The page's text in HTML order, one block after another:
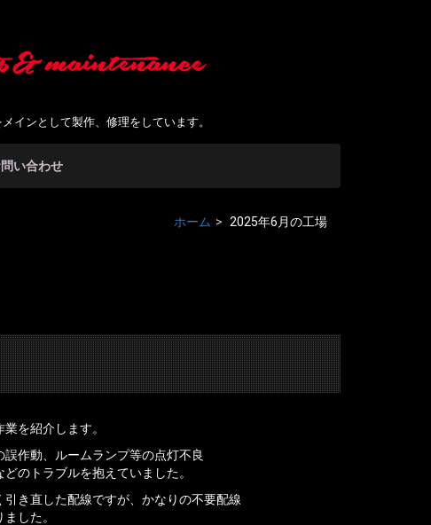
インとして製作、修理をしています。
い合わせ
ホーム 2025年6月の工場
を紹介します。
誤作動、ルームランプ等の点灯不良
のトラブルを抱えていました。
き直した配線ですが、かなりの不要配線
した。